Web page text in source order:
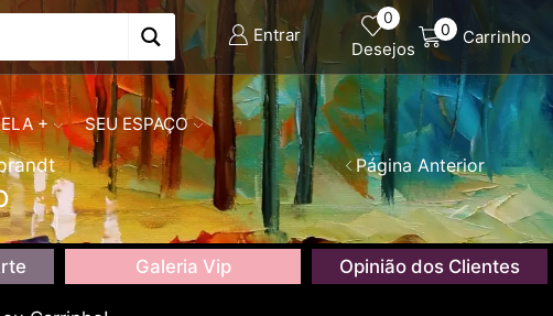
Entrar
0
Desejos
0 Carrinho
+ SEU ESPAÇO
Página Anterior
Galeria Vip Opinião dos Clientes